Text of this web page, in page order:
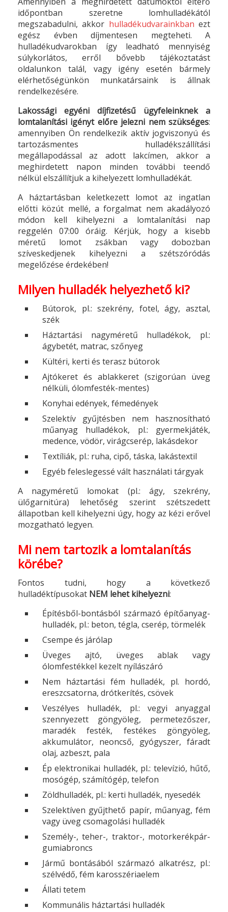
időpontban szeretne lomhulladékától
megszabadulni, akkor hulladékudvarainkban ezt
egész évben díjmentesen megteheti. A
hulladékudvarokban így leadható mennyiség
súlykorlátos, erről bővebb tájékoztatást
oldalunkon talál, vagy igény esetén bármely
elérhetőségünkön munkatársaink is állnak
rendelkezésére.
Lakossági egyéni díjfizetésű ügyfeleinknek a
lomtalanítási igényt előre jelezni nem szükséges:
amennyiben Ön rendelkezik aktív jogviszonyú és
tartozásmentes hulladékszállítási
megállapodással az adott lakcímen, akkor a
meghirdetett napon minden további teendő
nélkül elszállítjuk a kihelyezett lomhulladékát.
A háztartásban keletkezett lomot az ingatlan
előtti közút mellé, a forgalmat nem akadályozó
módon kell kihelyezni a lomtalanítási nap
reggelén 07:00 óráig. Kérjük, hogy a kisebb
méretű lomot zsákban vagy dobozban
szíveskedjenek kihelyezni a szétszóródás
megelőzése érdekében!
Milyen hulladék helyezhető ki?
Bútorok, pl.: szekrény, fotel, ágy, asztal,
szék
Háztartási nagyméretű hulladékok, pl.:
ágybetét, matrac, szőnyeg
Kültéri, kerti és terasz bútorok
Ajtókeret és ablakkeret (szigorúan üveg
nélküli, ólomfesték-mentes)
Konyhai edények, fémedények
Szelektív gyűjtésben nem hasznosítható
műanyag hulladékok, pl.: gyermekjáték,
medence, vödör, virágcserép, lakásdekor
Textíliák, pl.: ruha, cipő, táska, lakástextil
Egyéb feleslegessé vált használati tárgyak
A nagyméretű lomokat (pl.: ágy, szekrény,
ülőgarnitúra) lehetőség szerint szétszedett
állapotban kell kihelyezni úgy, hogy az kézi erővel
mozgatható legyen.
Mi nem tartozik a lomtalanítás
körébe?
Fontos tudni, hogy a következő
hulladéktípusokat NEM lehet kihelyezni:
Építésből-bontásból származó építőanyag-
hulladék, pl.: beton, tégla, cserép, törmelék
Csempe és járólap
Üveges ajtó, üveges ablak vagy
ólomfestékkel kezelt nyílászáró
Nem háztartási fém hulladék, pl. hordó,
ereszcsatorna, drótkerítés, csövek
Veszélyes hulladék, pl.: vegyi anyaggal
szennyezett göngyöleg, permetezőszer,
maradék festék, festékes göngyöleg,
akkumulátor, neoncső, gyógyszer, fáradt
olaj, azbeszt, pala
Ép elektronikai hulladék, pl.: televízió, hűtő,
mosógép, számítógép, telefon
Zöldhulladék, pl.: kerti hulladék, nyesedék
Szelektíven gyűjthető papír, műanyag, fém
vagy üveg csomagolási hulladék
Személy-, teher-, traktor-, motorkerékpár-
gumiabroncs
Jármű bontásából származó alkatrész, pl.:
szélvédő, fém karosszériaelem
Állati tetem
Kommunális háztartási hulladék